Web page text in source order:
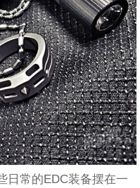
日常的EDC装备摆在一